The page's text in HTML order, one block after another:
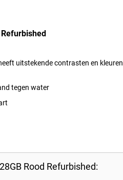
uitstekende contrasten en kleuren
tegen water
Rood Refurbished: